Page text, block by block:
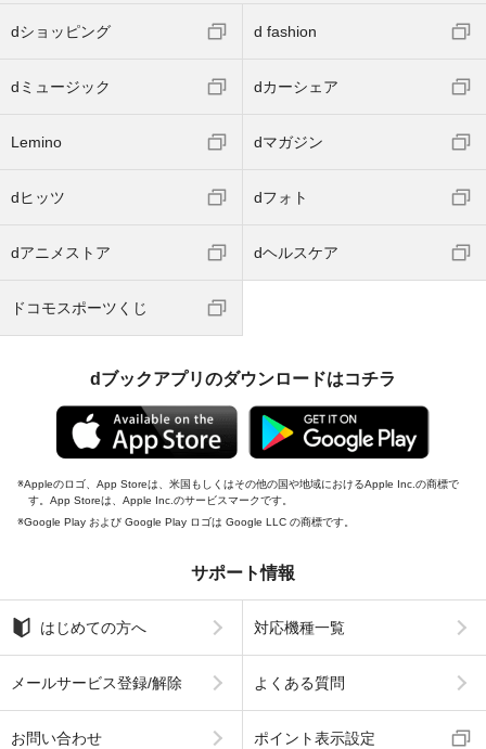
dショッピング d fashion
dミュージック dカーシェア
Lemino dマガジン
dヒッツ dフォト
dアニメストア dヘルスケア
ドコモスポーツくじ
dブックアプリのダウンロードはコチラ
Appleのロゴ、App Storeは、米国もしくはその他の国や地域におけるApple Inc.の商標で
す。App Storeは、Apple Inc.のサービスマークです。
Google Play および Google Play ロゴは Google LLC の商標です。
サポート情報
はじめての方へ 対応機種一覧
メールサービス登録/解除 よくある質問
お問い合わせ ポイント表示設定